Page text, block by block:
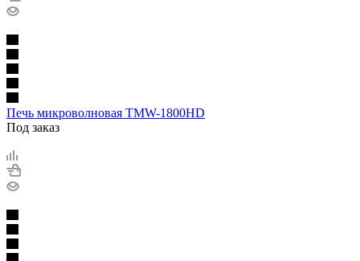
Печь микроволновая TMW-1800HD
Под заказ